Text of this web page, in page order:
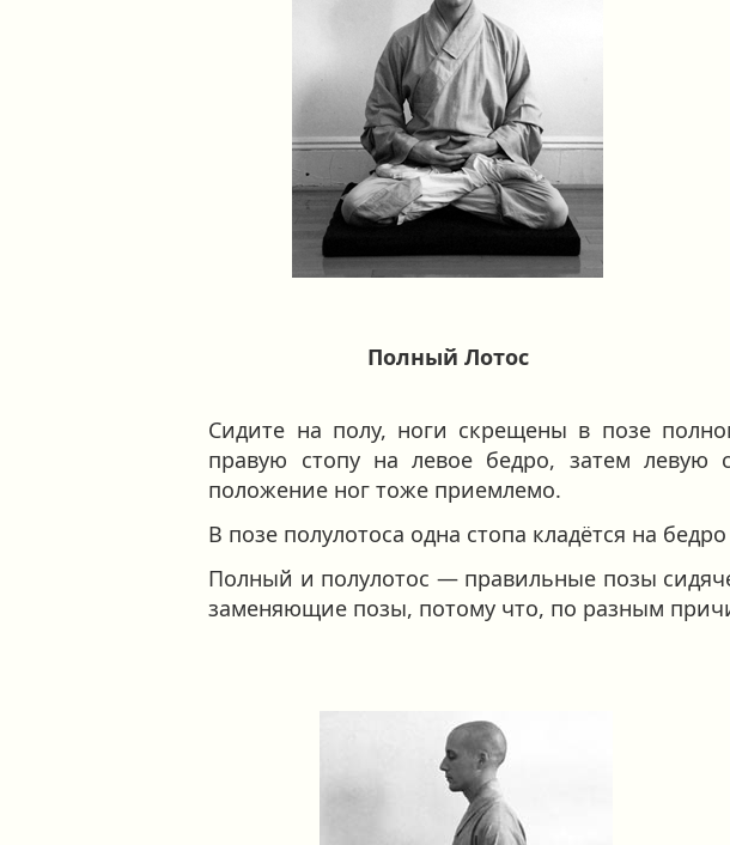
Полный Лотос
Сидите на полу, ноги скрещены в позе
правую стопу на левое бедро, затем левую
положение ног тоже приемлемо.
В позе полулотоса одна стопа кладётся на
Полный и полулотос — правильные позы
заменяющие позы, потому что, по разным